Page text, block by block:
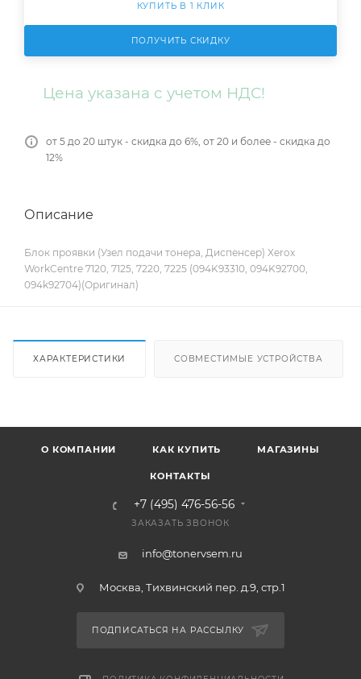
КУПИТЬ В 1 КЛИК
ПОЛУЧИТЬ СКИДКУ
Цена указана с учетом НДС!
от 5 до 20 штук - скидка до 6%, от 20 и более - скидка до
12%
Описание
Блок проявки (Узел подачи тонера, Диспенсер) Xerox
WorkCentre 7120, 7125, 7220, 7225 (094K93310, 094K92700,
094k92704)(Оригинал)
ХАРАКТЕРИСТИКИ СОВМЕСТИМЫЕ УСТРОЙСТВА
О КОМПАНИИ КАК КУПИТЬ МАГАЗИНЫ
КОНТАКТЫ
+7 (495) 476-56-56
ЗАКАЗАТЬ ЗВОНОК
info@tonervsem.ru
Москва, Тихвинский пер. д.9, стр.1
ПОДПИСАТЬСЯ НА РАССЫЛКУ